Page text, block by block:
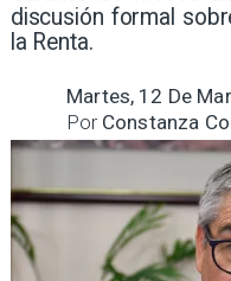
discusión formal
la Renta.
Martes, 12 De
Constanza
Por